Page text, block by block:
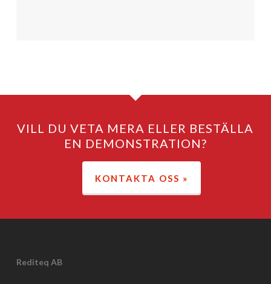
Rediteq Oy är en medlem i Företagarna
000 medlemmar. Organisationen jobbar
VILL DU VETA MERA ELLER BESTÄLLA
EN DEMONSTRATION?
KONTAKTA OSS »
Rediteq AB